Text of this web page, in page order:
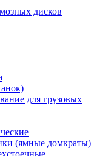
дисков
для грузовых
(ямные домкраты)